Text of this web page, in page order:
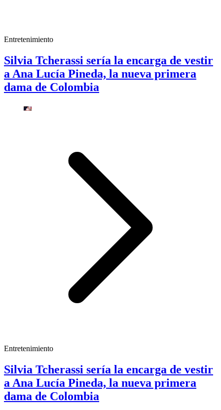
Entretenimiento
Silvia Tcherassi sería la encarga de vestir
a Ana Lucía Pineda, la nueva primera
dama de Colombia
Entretenimiento
Silvia Tcherassi sería la encarga de vestir
a Ana Lucía Pineda, la nueva primera
dama de Colombia